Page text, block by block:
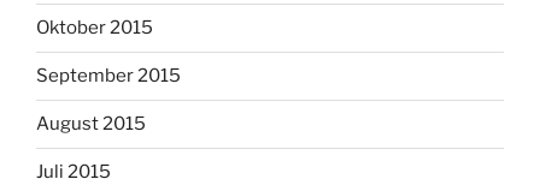
Oktober 2015
September 2015
August 2015
Juli 2015